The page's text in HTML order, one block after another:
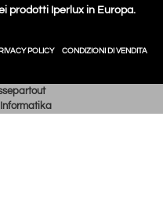
prodotti Iperlux in Europa.
POLICY CONDIZIONI DI VENDITA